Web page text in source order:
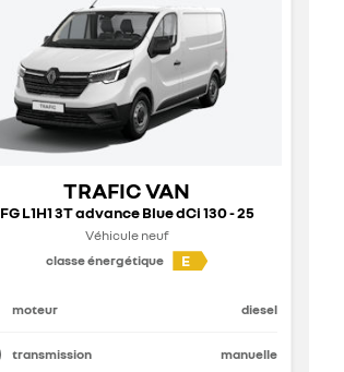
TRAFIC VAN
FG L1H1 3T advance Blue dCi 130 - 25
Véhicule neuf
classe énergétique
E
moteur diesel
transmission manuelle